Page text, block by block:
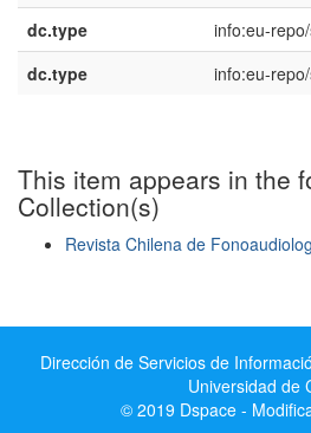
dc.type
info:eu-
dc.type
info:eu-
This item appears in the
Collection(s)
Revista Chilena de
Dirección de Servicios de
Universidad de
© 2019 Dspace -